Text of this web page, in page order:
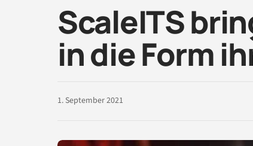
ScaleITS
in die Form
1. September 2021